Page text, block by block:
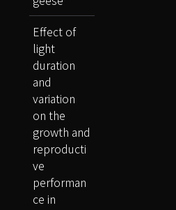
Effect of
light
duration
and
variation
on the
growth and
reproducti
ve
performan
ce in